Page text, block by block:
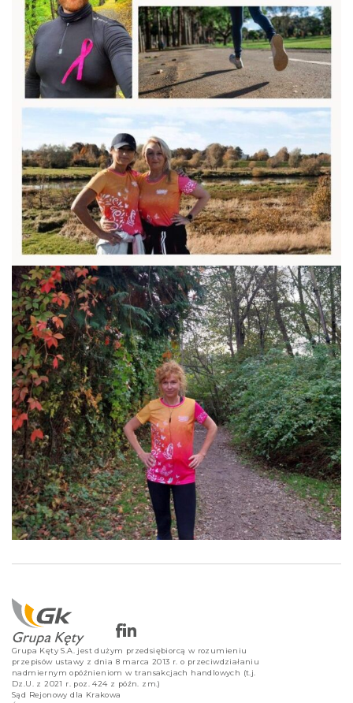
Grupa Kęty S.A. jest dużym przedsiębiorcą w rozumieniu
przepisów ustawy z dnia 8 marca 2013 r. o przeciwdziałaniu
nadmiernym opóźnieniom w transakcjach handlowych (t.j.
Dz.U. z 2021 r. poz. 424 z późn. zm.)
Sąd Rejonowy dla Krakowa